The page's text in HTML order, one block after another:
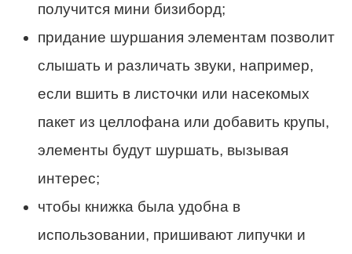
получится мини бизиборд;
придание шуршания элементам позволит
слышать и различать звуки, например,
если вшить в листочки или насекомых
пакет из целлофана или добавить крупы,
элементы будут шуршать, вызывая
интерес;
чтобы книжка была удобна в
использовании, пришивают липучки и